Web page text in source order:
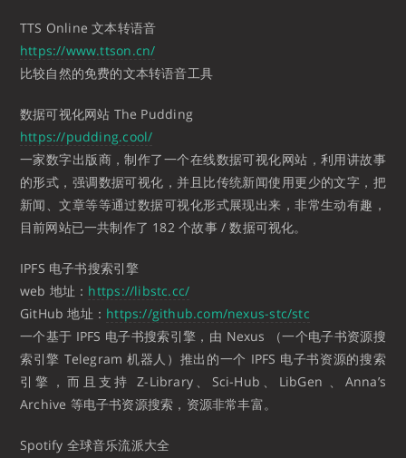
TTS Online 文本转语音
https://www.ttson.cn/
比较自然的免费的文本转语音工具
数据可视化网站 The Pudding
https://pudding.cool/
一家数字出版商，制作了一个在线数据可视化网站，利用讲故事
的形式，强调数据可视化，并且比传统新闻使用更少的文字，把
新闻、文章等等通过数据可视化形式展现出来，非常生动有趣，
目前网站已一共制作了 182 个故事 / 数据可视化。
IPFS 电子书搜索引擎
web 地址： https://libstc.cc/
GitHub 地址： https://github.com/nexus-stc/stc
一个基于 IPFS 电子书搜索引擎，由 Nexus （一个电子书资源搜
索引擎 Telegram 机器人）推出的一个 IPFS 电子书资源的搜索
引擎，而且支持 Z-Library、Sci-Hub、LibGen 、Anna’s
Archive 等电子书资源搜索，资源非常丰富。
Spotify 全球音乐流派大全